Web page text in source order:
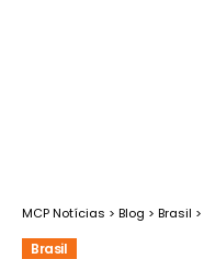
MCP Notícias > Blog > Brasil >
Brasil